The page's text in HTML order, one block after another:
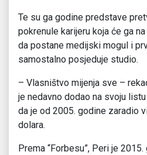
Te su ga godine predstave
pokrenule karijeru koja će ga
da postane medijski mogul i
samostalno posjeduje studio.
– Vlasništvo mijenja sve –
je nedavno dodao na svoju
da je od 2005. godine zaradio
dolara.
Prema “Forbesu”, Peri je